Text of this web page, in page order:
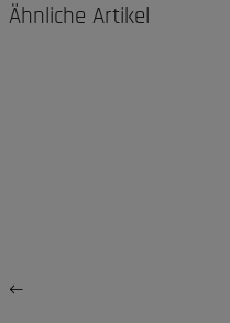
Ähnliche Artikel